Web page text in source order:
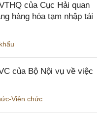
của Cục Hải quan
hàng hóa tạm nhập tái
của Bộ Nội vụ về việc
Viên chức